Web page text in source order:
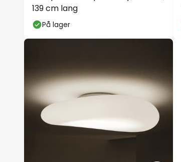
dimbar, 139 cm lang
På lager